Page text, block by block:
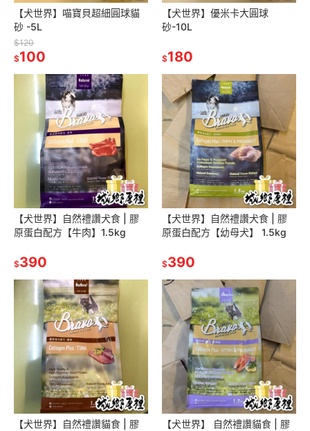
【犬世界】喵寶貝超細圓球貓
砂 -5L
$120
$100
【犬世界】優米卡大圓球
砂-10L
$180
【犬世界】自然禮讚犬食 | 膠
原蛋白配方【牛肉】1.5kg
$390
【犬世界】自然禮讚犬食 | 膠
原蛋白配方【幼母犬】 1.5kg
$390
【犬世界】自然禮讚貓食 | 膠
【犬世界】 自然禮讚貓食 | 膠